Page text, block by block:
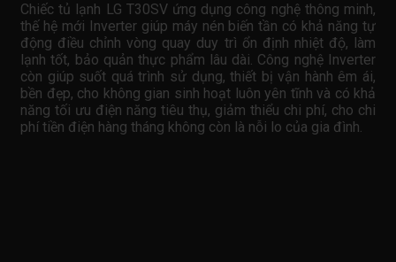
Chiếc tủ lạnh LG T30SV ứng dụng công nghệ thông minh,
thế hệ mới Inverter giúp máy nén biến tần có khả năng tự
động điều chỉnh vòng quay duy trì ổn định nhiệt độ, làm
lạnh tốt, bảo quản thực phẩm lâu dài. Công nghệ Inverter
còn giúp suốt quá trình sử dụng, thiết bị vận hành êm ái,
bền đẹp, cho không gian sinh hoạt luôn yên tĩnh và có khả
năng tối ưu điện năng tiêu thụ, giảm thiểu chi phí, cho chi
phí tiền điện hàng tháng không còn là nỗi lo của gia đình.